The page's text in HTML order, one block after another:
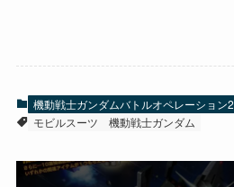
機動戦士ガンダムバトルオペレーション2
モビルスーツ
機動戦士ガンダム